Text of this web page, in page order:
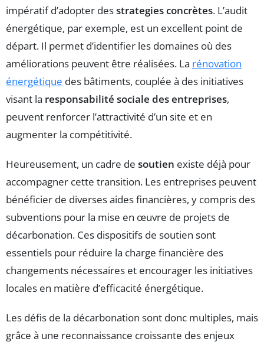
impératif d’adopter desstrategies concrètes. L’audit
énergétique, par exemple, est un excellent point de
départ. Il permet d’identifier les domaines où des
améliorations peuvent être réalisées. La rénovation
énergétique des bâtiments, couplée à des initiatives
visant la responsabilité sociale des entreprises,
peuvent renforcer l’attractivité d’un site et en
augmenter la compétitivité.
Heureusement, un cadre de soutien existe déjà pour
accompagner cette transition. Les entreprises peuvent
bénéficier de diverses aides financières, y compris des
subventions pour la mise en œuvre de projets de
décarbonation. Ces dispositifs de soutien sont
essentiels pour réduire la charge financière des
changements nécessaires et encourager les initiatives
locales en matière d’efficacité énergétique.
Les défis de la décarbonation sont donc multiples, mais
grâce à une reconnaissance croissante des enjeux